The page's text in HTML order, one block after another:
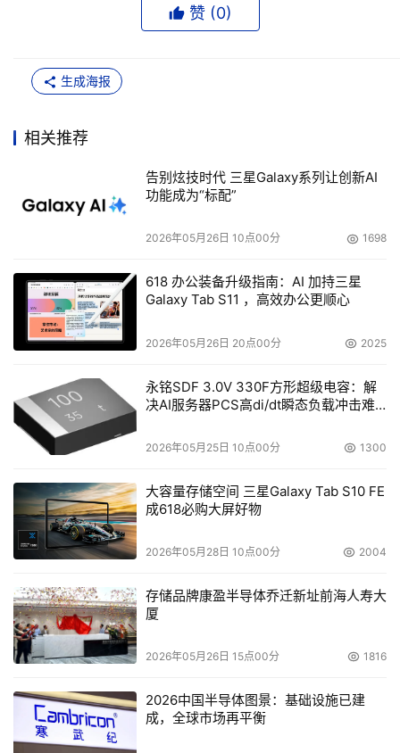
而在存储光纤网络中，有多台交换机堆叠的情形中，这种速
度差距的意义就很大了。
具有讽刺意味的是，尽管iSCSI的支持者经常宣称能够负
止，能够提供10Gbps连接的低成本产品却只有
如果不考虑速率，iSCSI也肯定会在未来获得更多的关
注，因为未来的部署有可能会大量集中在较小的数据中心。
iSCSI产品的数量增长极快，像EMC和惠普，还有
EqualLogic、LeftHand网络和Sanrad都推出了很多新的解
决方案。同时，像博科、思科和McDATA等交换机厂商也在
对很多企业来说，选择FC还是iSCSI已经简化成了人才的
价格问题。招聘和培训FC专业人员的费用要比获得iSCSI专
业支持的成本大得多，这是那些打算选择SAN的用户必须考
虑的关键因素之一。不过这两方面的成本目前都在减少。假
如已经有了FC人才，而FC硬件的价格又肯定会下降的话，
大企业就没有理由拒绝FC这种高性能的、已相当成熟的技
术。
本文来源于DOIT传媒，文章内容仅供参考，不构成投资建议。
赞 (0)
生成海报
相关推荐
告别炫技时代 三星Galaxy系列让创新AI
功能成为“标配”
2026年05月26日 10点00分 1698
618 办公装备升级指南：AI 加持三星
Galaxy Tab S11 ，高效办公更顺心
2026年05月26日 20点00分 2025
永铭SDF 3.0V 330F方形超级电容：解
决AI服务器PCS高di/dt瞬态负载冲击难
2026年05月25日 10点00分 1300
大容量存储空间 三星Galaxy Tab S10 FE
成618必购大屏好物
2026年05月28日 10点00分 2004
存储品牌康盈半导体乔迁新址前海人寿大
厦
2026年05月26日 15点00分 1816
2026中国半导体图景：基础设施已建
成，全球市场再平衡